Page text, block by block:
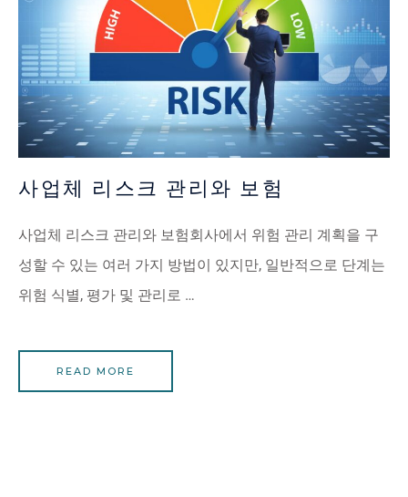
사업체 리스크 관리와 보험
사업체 리스크 관리와 보험회사에서 위험 관리 계획을 구
성할 수 있는 여러 가지 방법이 있지만, 일반적으로 단계는
위험 식별, 평가 및 관리로 …
READ MORE